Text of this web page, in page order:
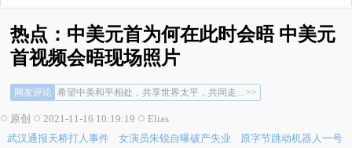
热点：中美元首为何在此时会晤 中美元
首视频会晤现场照片
网友评论 希望中美和平相处，共享世界太平，共同走... >>
希望中美双方相向而行... >>
希望中美和平相处，共享世界太平，共同走... >>
原创 2021-11-16 10:19:19
Elias
武汉通报天桥打人事件
女演员朱锐自曝破产失业
原字节跳动机器人一号